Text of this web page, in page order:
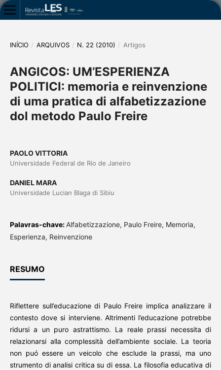
INÍCIO / ARQUIVOS / N. 22 (2010) / Artigos
ANGICOS: UM’ESPERIENZA
POLITICI: memoria e reinvenzione
di uma pratica di alfabetizzazione
dol metodo Paulo Freire
PAOLO VITTORIA
Universidade Federal de Rio de Janeiro
DANIEL MARA
Universidade Lucian Blaga di Sibiu
Palavras-chave:Alfabetizzazione, Paulo Freire, Memoria,
Esperienza, Reinvenzione
RESUMO
Riflettere sull’educazione di Paulo Freire implica analizzare il
contesto dove si interviene. Altrimenti l’educazione potrebbe
ridursi a un puro astrattismo. La reale prassi necessita di
relazionarsi alla complessità dell’ambiente sociale. La teoria
non puó essere un veicolo che esclude la prassi, ma uno
strumento di analisi critica su di essa. La filosofia educativa di